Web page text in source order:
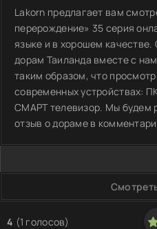
Lakorn предлагает вам
перерождение» 35 серия
языке и в хорошем
дорам Таиланда вместе с
таким образом, что
современных устройствах:
СМАРТ телевизор. Мы будем
отзыв о дораме в
4 (1 голосов)
80